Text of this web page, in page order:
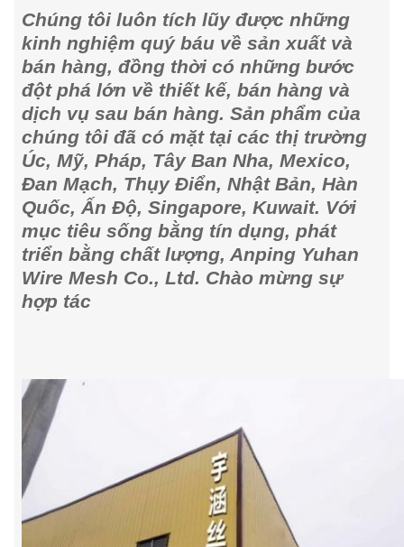
Chúng tôi luôn tích lũy được những
kinh nghiệm quý báu về sản xuất và
bán hàng, đồng thời có những bước
đột phá lớn về thiết kế, bán hàng và
dịch vụ sau bán hàng. Sản phẩm của
chúng tôi đã có mặt tại các thị trường
Úc, Mỹ, Pháp, Tây Ban Nha, Mexico,
Đan Mạch, Thụy Điển, Nhật Bản, Hàn
Quốc, Ấn Độ, Singapore, Kuwait. Với
mục tiêu sống bằng tín dụng, phát
triển bằng chất lượng, Anping Yuhan
Wire Mesh Co., Ltd. Chào mừng sự
hợp tác